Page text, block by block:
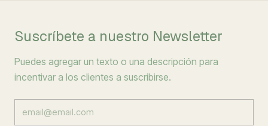
Suscríbete a nuestro Newsletter
Puedes agregar un texto o una descripción para
incentivar a los clientes a suscribirse.